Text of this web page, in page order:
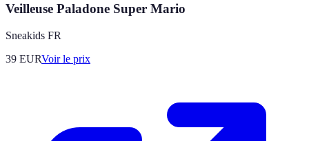
Veilleuse Paladone Super Mario
Sneakids FR
39 EURVoir le prix